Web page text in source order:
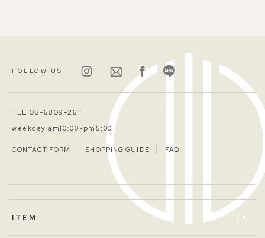
FOLLOW US
TEL 03-6809-2611
weekday am10:00~pm5:00
CONTACT FORM SHOPPING GUIDE FAQ
ITEM